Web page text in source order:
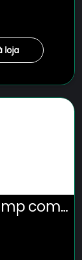
loja
com